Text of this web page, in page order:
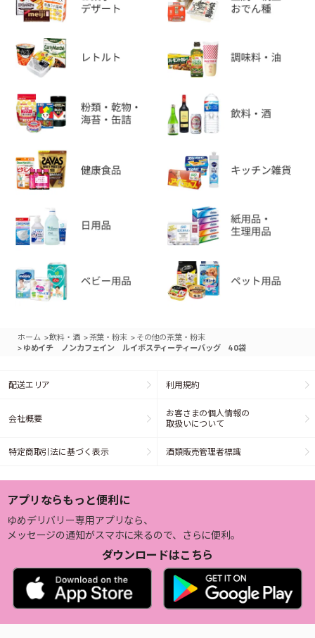
ホーム >飲料・酒 >茶葉・粉末 > その他の茶葉・粉末
> ゆめイチ ノンカフェイン ルイボスティーティーバッグ 40袋
配送エリア 利用規約
会社概要
お客さまの個人情報の
取扱いについて
特定商取引法に基づく表示 酒類販売管理者標識
アプリならもっと便利に
ゆめデリバリー専用アプリなら、
メッセージの通知がスマホに来るので、さらに便利。
ダウンロードはこちら